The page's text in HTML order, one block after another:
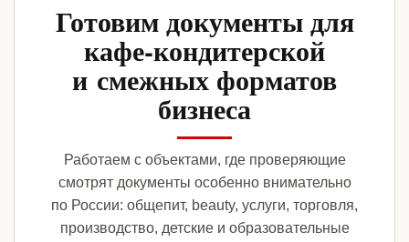
Готовим документы для
кафе-кондитерской
и смежных форматов
бизнеса
Работаем с объектами, где проверяющие
смотрят документы особенно внимательно
по России: общепит, beauty, услуги, торговля,
производство, детские и образовательные